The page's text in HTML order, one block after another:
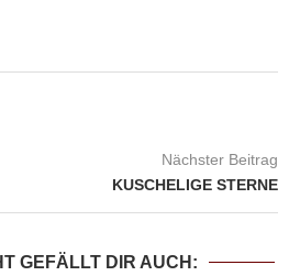
Nächster Beitrag
KUSCHELIGE STERNE
GEFÄLLT DIR AUCH: